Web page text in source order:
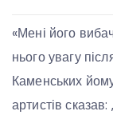
«Мені його
нього увагу
Каменських
артистів